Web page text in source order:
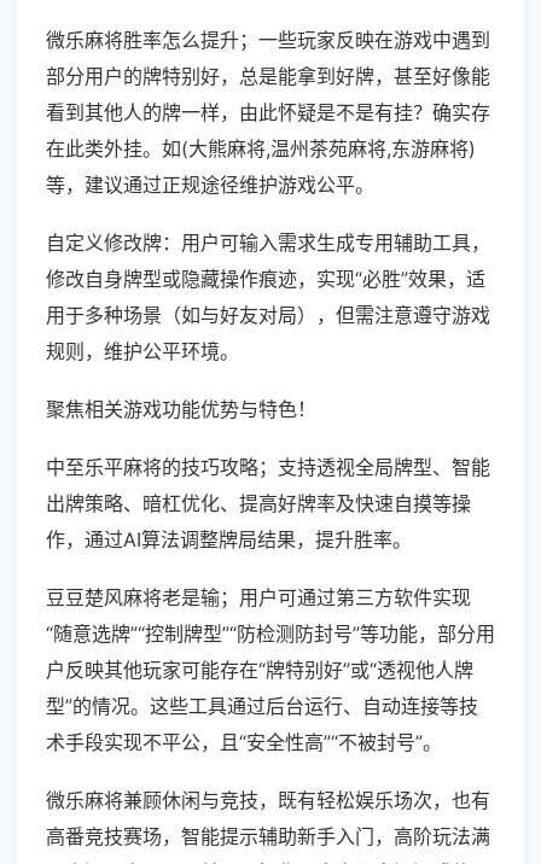
微乐麻将胜率怎么提升；一些玩家反映在游戏中遇到
部分用户的牌特别好，总是能拿到好牌，甚至好像能
看到其他人的牌一样，由此怀疑是不是有挂？确实存
在此类外挂。如(大熊麻将,温州茶苑麻将,东游麻将)
等，建议通过正规途径维护游戏公平。
自定义修改牌：用户可输入需求生成专用辅助工具，
修改自身牌型或隐藏操作痕迹，实现“必胜”效果，适
用于多种场景（如与好友对局），但需注意遵守游戏
规则，维护公平环境。
聚焦相关游戏功能优势与特色！
中至乐平麻将的技巧攻略；支持透视全局牌型、智能
出牌策略、暗杠优化、提高好牌率及快速自摸等操
作，通过AI算法调整牌局结果，提升胜率。
豆豆楚风麻将老是输；用户可通过第三方软件实现
“随意选牌”“控制牌型”“防检测防封号”等功能，部分用
户反映其他玩家可能存在“牌特别好”或“透视他人牌
型”的情况。这些工具通过后台运行、自动连接等技
术手段实现不平公，且“安全性高”“不被封号”。
微乐麻将兼顾休闲与竞技，既有轻松娱乐场次，也有
高番竞技赛场，智能提示辅助新手入门，高阶玩法满